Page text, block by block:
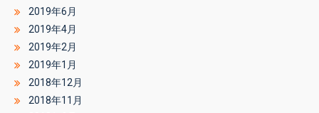
2019年6月
2019年4月
2019年2月
2019年1月
2018年12月
2018年11月